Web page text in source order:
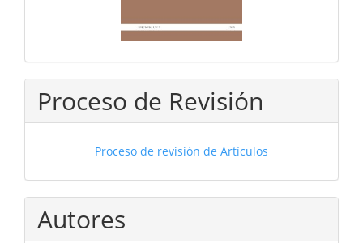
Proceso de Revisión
Proceso de revisión de Artículos
Autores